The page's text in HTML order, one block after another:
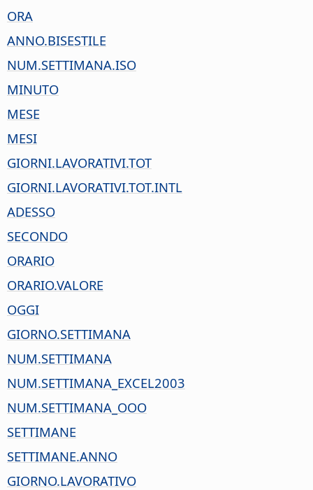
ORA
ANNO.BISESTILE
NUM.SETTIMANA.ISO
MINUTO
MESE
MESI
GIORNI.LAVORATIVI.TOT
GIORNI.LAVORATIVI.TOT.INTL
ADESSO
SECONDO
ORARIO
ORARIO.VALORE
OGGI
GIORNO.SETTIMANA
NUM.SETTIMANA
NUM.SETTIMANA_EXCEL2003
NUM.SETTIMANA_OOO
SETTIMANE
SETTIMANE.ANNO
GIORNO.LAVORATIVO